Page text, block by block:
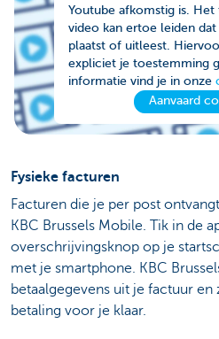
Youtube afkomstig is. Het
video kan ertoe leiden
plaatst of uitleest.
expliciet je toestemming
informatie vind je in onze
Aanvaard
Fysieke facturen
Facturen die je per post
KBC Brussels Mobile. Tik in de
overschrijvingsknop op je
met je smartphone. KBC
betaalgegevens uit je factuur
betaling voor je klaar.